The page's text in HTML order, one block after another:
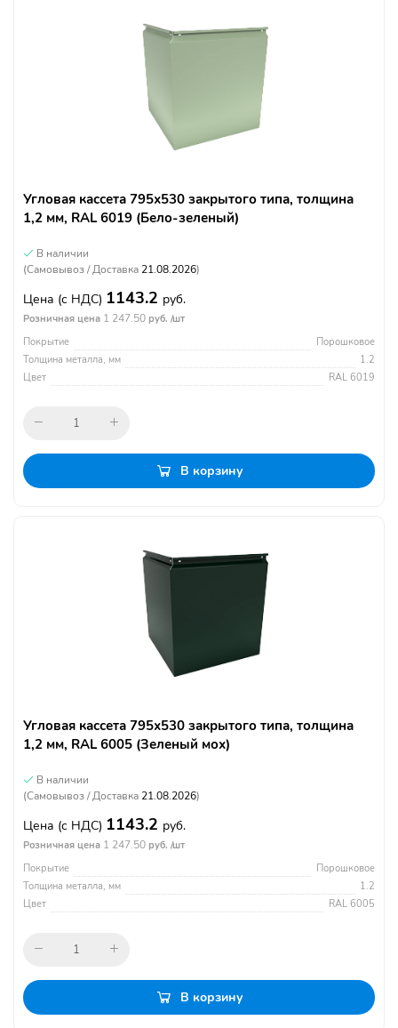
Угловая кассета 795х530 закрытого типа, толщина
1,2 мм, RAL 6019 (Бело-зеленый)
В наличии
(Самовывоз / Доставка 21.08.2026)
Цена (с НДС) 1143.2 руб.
Розничная цена 1 247.50 руб. /шт
Покрытие
Порошковое
Толщина металла, мм
1.2
Цвет
RAL 6019
В корзину
Угловая кассета 795х530 закрытого типа, толщина
1,2 мм, RAL 6005 (Зеленый мох)
В наличии
(Самовывоз / Доставка 21.08.2026)
Цена (с НДС) 1143.2 руб.
Розничная цена 1 247.50 руб. /шт
Покрытие
Порошковое
Толщина металла, мм
1.2
Цвет
RAL 6005
В корзину